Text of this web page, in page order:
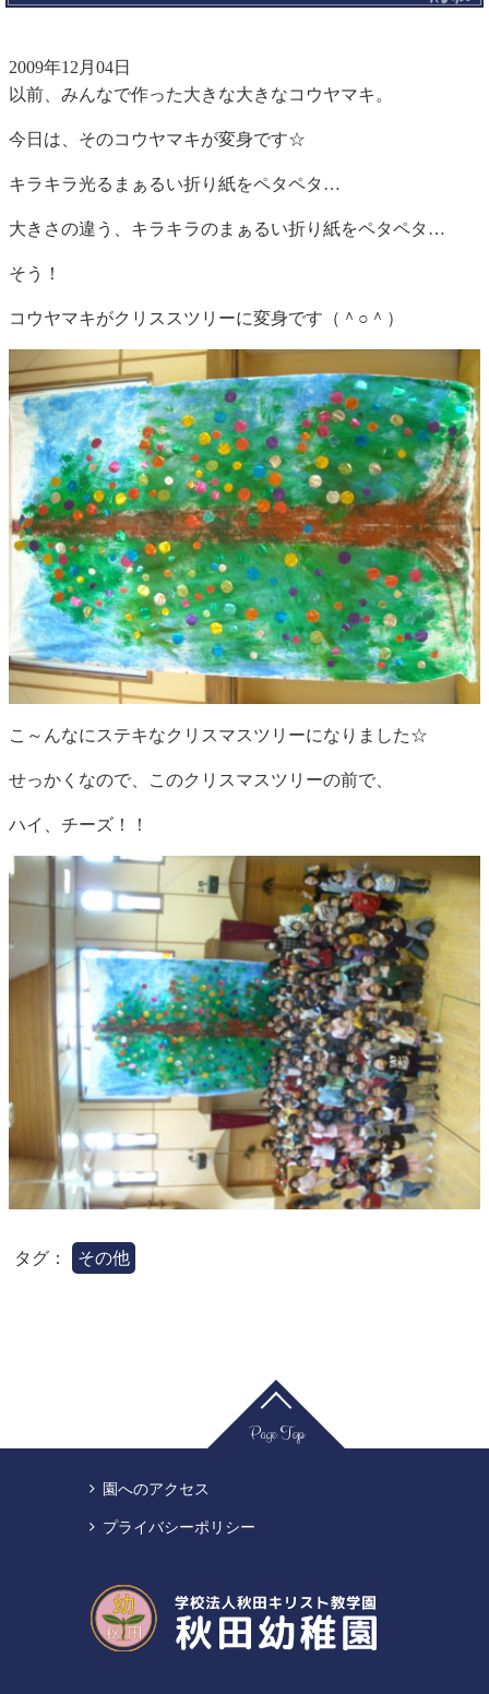
2009年12月04日
以前、みんなで作った大きな大きなコウヤマキ。
今日は、そのコウヤマキが変身です☆
キラキラ光るまぁるい折り紙をペタペタ…
大きさの違う、キラキラのまぁるい折り紙をペタペタ…
そう！
コウヤマキがクリススツリーに変身です（＾○＾）
こ～んなにステキなクリスマスツリーになりました☆
せっかくなので、このクリスマスツリーの前で、
ハイ、チーズ！！
タグ： その他
Page Top
園へのアクセス
プライバシーポリシー